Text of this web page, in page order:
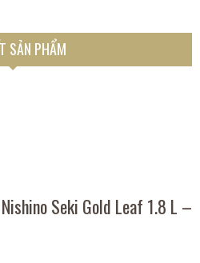
SẢN PHẨM
Seki Gold Leaf 1.8 L –